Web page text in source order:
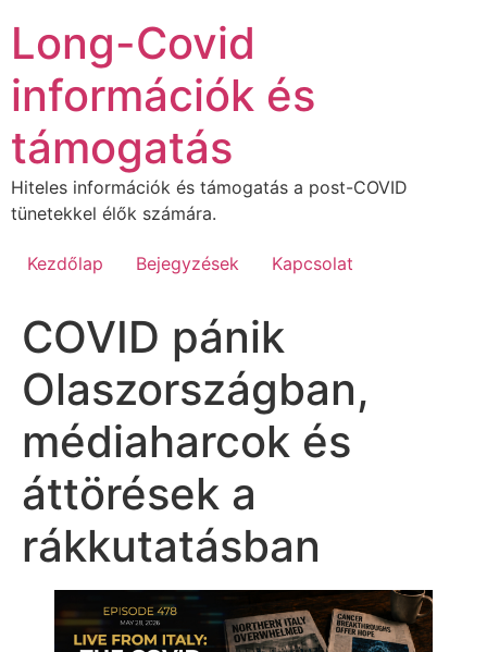
tartalomhoz
Long-Covid
információk és
támogatás
Hiteles információk és támogatás a post-COVID
tünetekkel élők számára.
Kezdőlap Bejegyzések Kapcsolat
COVID pánik
Olaszországban,
médiaharcok és
áttörések a
rákkutatásban